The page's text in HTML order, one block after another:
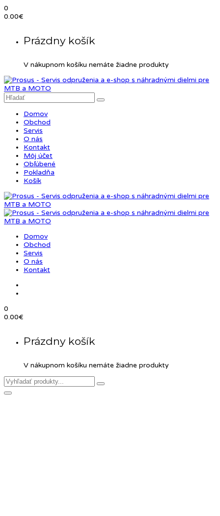
0
0.00€
Prázdny košík
V nákupnom košíku nemáte žiadne produkty
Domov
Obchod
Servis
O nás
Kontakt
Môj účet
Obľúbené
Pokladňa
Košík
Domov
Obchod
Servis
O nás
Kontakt
0
0.00€
Prázdny košík
V nákupnom košíku nemáte žiadne produkty